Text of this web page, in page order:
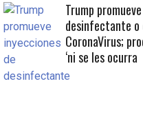
Trump
desinfectante o
CoronaVirus;
‘ni se les ocurra